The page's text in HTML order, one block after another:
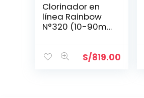
Clorinador en
línea Rainbow
N°320 (10-90m³)
S/819.00